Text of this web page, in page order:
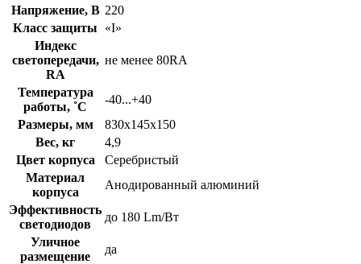
Напряжение, В 220
Класс защиты
«I»
Индекс
светопередачи,
RA
не менее 80RA
Температура
работы, ˚С
-40...+40
Размеры, мм
830х145х150
Вес, кг
4,9
Цвет корпуса
Серебристый
Материал
корпуса
Анодированный алюминий
Эффективность
светодиодов
до 180 Lm/Вт
Уличное
размещение
да